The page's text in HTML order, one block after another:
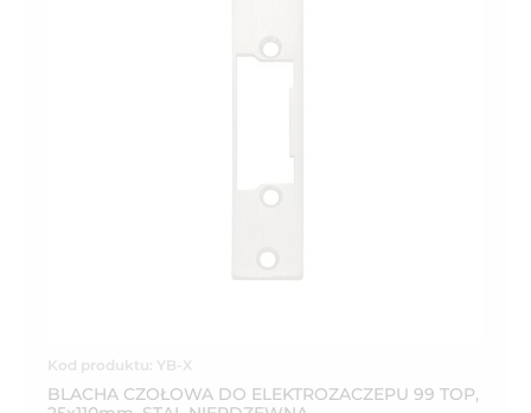
Kod produktu: YB-X
BLACHA CZOŁOWA DO ELEKTROZACZEPU 99 TOP,